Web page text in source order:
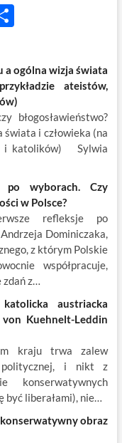
S
ar
e
a ogólna wizja świata
ateistów,
świata i człowieka (na
i katolików) Sylwia
po wyborach. Czy
w Polsce?
refleksje po
Dominiczaka,
z którym Polskie
współpracuje,
zdań z…
austriacka
Kuehnelt-Leddin
kraju trwa zalew
politycznej, i nikt z
konserwatywnych
być liberałami), nie…
obraz